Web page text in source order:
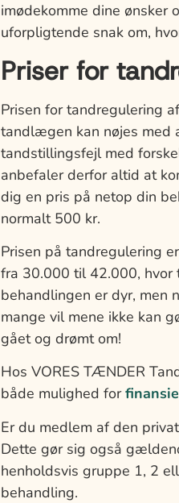
imødekomme dine ønsker
uforpligtende snak om,
Priser for
Prisen for tandregulering
tandlægen kan nøjes med
tandstillingsfejl med
anbefaler derfor altid at
dig en pris på netop din
normalt 500 kr.
Prisen på tandregulering
fra 30.000 til 42.000,
behandlingen er dyr, men
mange vil mene ikke kan
gået og drømt om!
Hos VORES TÆNDER
både mulighed for
Er du medlem af den
Dette gør sig også
henholdsvis gruppe 1, 2
behandling.